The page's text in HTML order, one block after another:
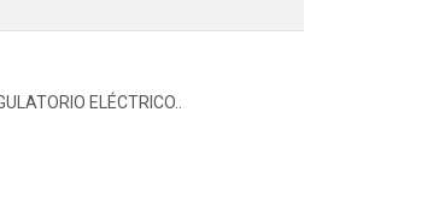
ELÉCTRICO..